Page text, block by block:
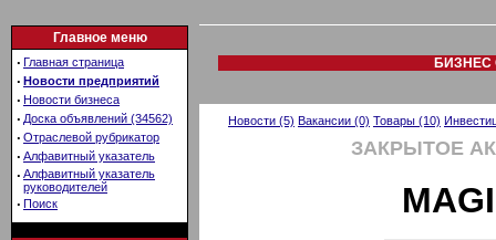
Главное меню
· Главная страница
· Новости предприятий
· Новости бизнеса
· Доска объявлений (34562)
· Отраслевой рубрикатор
· Алфавитный указатель
· Алфавитный указатель
руководителей
· Поиск
БИЗНЕС
Новости (5) Вакансии (0) Товары (10)
ЗАКРЫТОЕ